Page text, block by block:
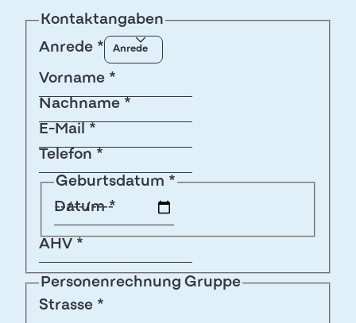
Kontaktangaben
Anrede *
Vorname *
Nachname *
E-Mail *
Telefon *
Datum*
Geburtsdatum *
AHV *
Personenrechnung Gruppe
Strasse *